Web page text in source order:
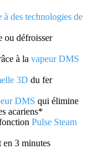
à des technologies de
ou défroisser
à la vapeur DMS
3D du fer
DMS qui élimine
acariens*
Pulse Steam
en 3 minutes